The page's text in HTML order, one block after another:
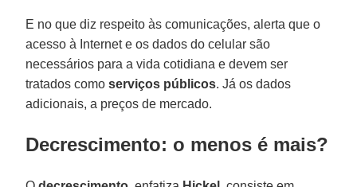
E no que diz respeito às comunicações, alerta que o
acesso à Internet e os dados do celular são
necessários para a vida cotidiana e devem ser
tratados comoserviços públicos. Já os dados
adicionais, a preços de mercado.
Decrescimento: o menos é mais?